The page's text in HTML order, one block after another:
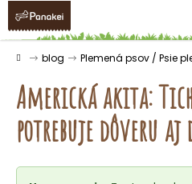
Prejsť
obsah
Domov
blog Plemená psov / Psie
Americká akita:
potrebuje dôveru
K
o Späť
Späť
o